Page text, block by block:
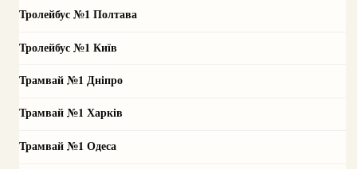
Тролейбус №1 Полтава
Тролейбус №1 Київ
Трамвай №1 Дніпро
Трамвай №1 Харків
Трамвай №1 Одеса